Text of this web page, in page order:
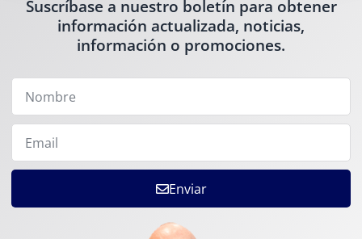
Suscríbase a nuestro boletín para obtener
información actualizada, noticias,
información o promociones.
Enviar